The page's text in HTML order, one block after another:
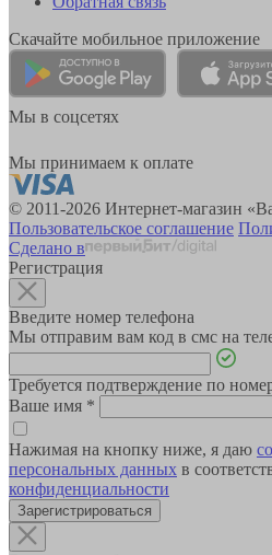
Скачайте мобильное приложение
Мы в соцсетях
Мы принимаем к оплате
© 2011-2026 Интернет-магазин
Пользовательское соглашение
Сделано в
Регистрация
Введите номер телефона
Мы отправим вам код в смс на
Требуется подтверждение по
Ваше имя *
Нажимая на кнопку ниже, я даю
персональных данных в
конфиденциальности
Зарегистрироваться